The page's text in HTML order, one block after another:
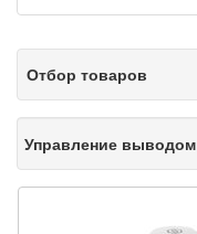
Отбор товаров
Управление выводом